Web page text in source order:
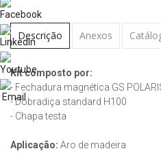
Descrição Anexos
Kit composto por:
- Fechadura magnética GS
- Dobradiça standard H100
- Chapa testa
Aplicação: Aro de madeira